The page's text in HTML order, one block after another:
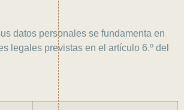
datos personales se fundamenta en
legales previstas en el artículo 6.º del